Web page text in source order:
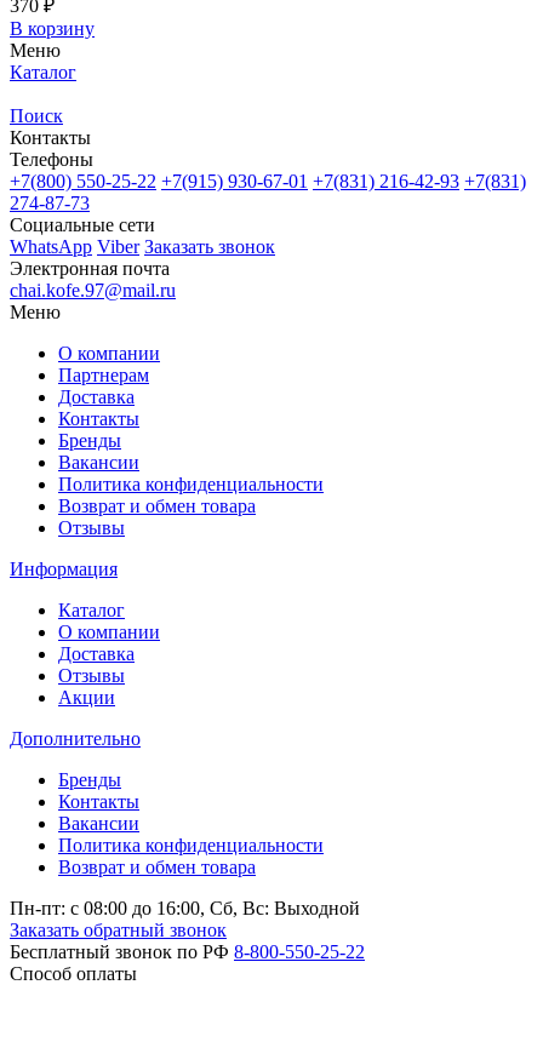
370 ₽
В корзину
Меню
Каталог
Поиск
Контакты
Телефоны
+7(800) 550-25-22 +7(915) 930-67-01 +7(831) 216-42-93 +7(831)
274-87-73
Социальные сети
WhatsApp Viber Заказать звонок
Электронная почта
chai.kofe.97@mail.ru
Меню
О компании
Партнерам
Доставка
Контакты
Бренды
Вакансии
Политика конфиденциальности
Возврат и обмен товара
Отзывы
Информация
Каталог
О компании
Доставка
Отзывы
Акции
Дополнительно
Бренды
Контакты
Вакансии
Политика конфиденциальности
Возврат и обмен товара
Пн-пт: c 08:00 до 16:00, Сб, Вс: Выходной
Заказать обратный звонок
Бесплатный звонок по РФ 8-800-550-25-22
Способ оплаты